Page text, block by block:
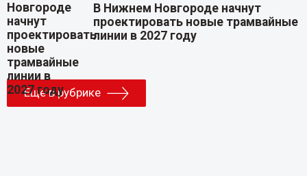
В Нижнем Новгороде начнут
проектировать новые трамвайные
линии в 2027 году
Еще в рубрике